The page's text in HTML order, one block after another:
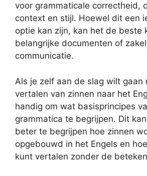
voor grammaticale correctheid,
context en stijl. Hoewel dit een
optie kan zijn, kan het de beste
belangrijke documenten of
communicatie.
Als je zelf aan de slag wilt gaan
vertalen van zinnen naar het
handig om wat basisprincipes
grammatica te begrijpen. Dit
beter te begrijpen hoe zinnen
opgebouwd in het Engels en
kunt vertalen zonder de